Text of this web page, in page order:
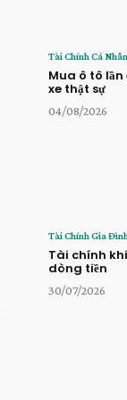
Tài Chính Cá Nhân
Mua ô tô
xe thật sự
04/08/2026
Tài Chính Gia
Tài chính
dòng tiền
30/07/2026